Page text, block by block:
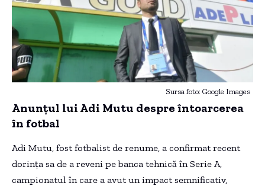
Sursa foto: Google Images
Anunțul lui Adi Mutu despre întoarcerea
în fotbal
Adi Mutu, fost fotbalist de renume, a confirmat recent
dorința sa de a reveni pe banca tehnică în Serie A,
campionatul în care a avut un impact semnificativ,